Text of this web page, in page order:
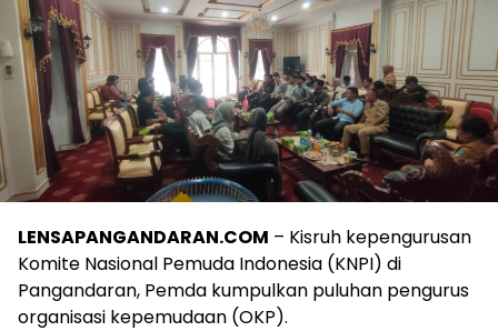
LENSAPANGANDARAN.COM – Kisruh kepengurusan
Komite Nasional Pemuda Indonesia (KNPI) di
Pangandaran, Pemda kumpulkan puluhan pengurus
organisasi kepemudaan (OKP).